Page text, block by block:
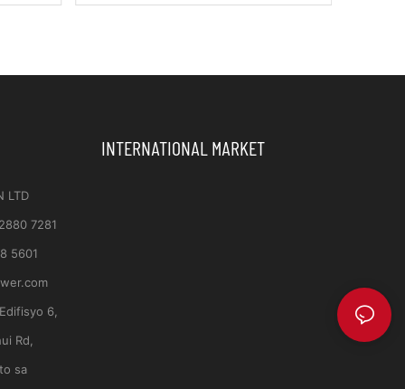
LTD
7281
5601
Edifisyo 6,
Rd,
sa
INTERNATIONAL MARKET